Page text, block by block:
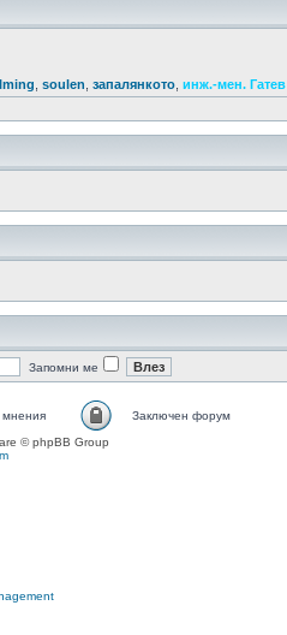
soulen запалянкото инж.-мен. Гатев
Запомни ме
мнения
Заключен форум
© phpBB Group